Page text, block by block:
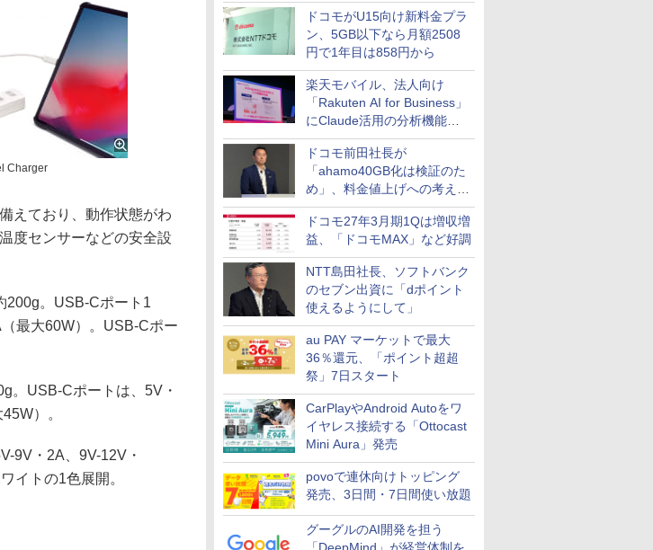
ドコモがU15向け新料金プラ
ン、5GB以下なら月額2508
円で1年目は858円から
楽天モバイル、法人向け
「Rakuten AI for Business」
にClaude活用の分析機能な
どを追加
ドコモ前田社長が
「ahamo40GB化は検証のた
め」、料金値上げへの考え方
にも言及
ドコモ27年3月期1Qは増収増
益、「ドコモMAX」など好調
NTT島田社長、ソフトバンク
のセブン出資に「dポイント
使えるようにして」
au PAY マーケットで最大
36％還元、「ポイント超超
祭」7日スタート
CarPlayやAndroid Autoをワ
イヤレス接続する「Ottocast
Mini Aura」発売
povoで連休向けトッピング
発売、3日間・7日間使い放題
グーグルのAI開発を担う
Charger
えており、動作状態がわ
度センサーなどの安全設
。USB-Cポート1
最大60W）。USB-Cポー
。USB-Cポートは、5V・
）。
9V・2A、9V-12V・
イトの1色展開。